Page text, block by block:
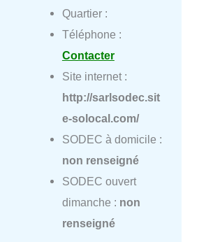
Quartier :
Téléphone :
Contacter
Site internet :
http://sarlsodec.sit
e-solocal.com/
SODEC à domicile :
non renseigné
SODEC ouvert
dimanche : non
renseigné